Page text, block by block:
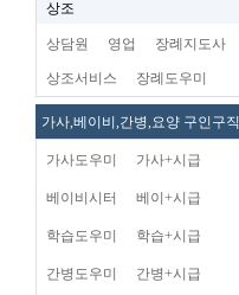
상조
상담원 영업 장례지도사
상조서비스 장례도우미
가사,베이비,간병,요양 구인구직
가사도우미 가사+시급
베이비시터 베이+시급
학습도우미 학습+시급
간병도우미 간병+시급